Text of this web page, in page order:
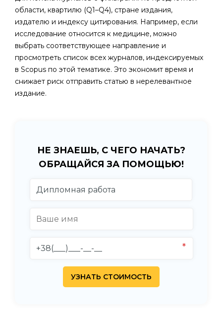
области, квартилю (Q1–Q4), стране издания,
издателю и индексу цитирования. Например, если
исследование относится к медицине, можно
выбрать соответствующее направление и
просмотреть список всех журналов, индексируемых
в Scopus по этой тематике. Это экономит время и
снижает риск отправить статью в нерелевантное
издание.
НЕ ЗНАЕШЬ, С ЧЕГО НАЧАТЬ?
ОБРАЩАЙСЯ ЗА ПОМОЩЬЮ!